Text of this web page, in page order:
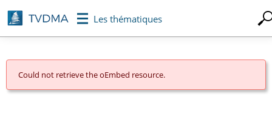
Aller
au
contenu
principal
Les thématiques
MESSAGE
Could not retrieve the oEmbed resource.